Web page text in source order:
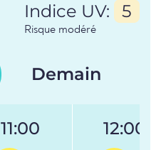
Indice UV: 5
Risque modéré
Demain
11:00 12:00